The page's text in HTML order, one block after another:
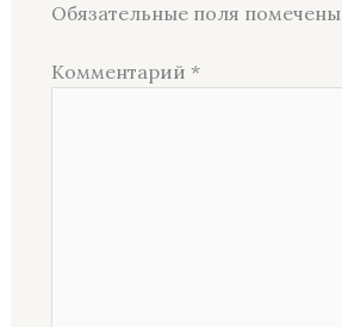
Обязательные поля помечены
Комментарий *